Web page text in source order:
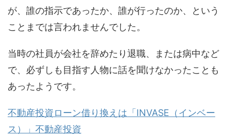
が、誰の指示であったか、誰が行ったのか、という
ことまでは言われませんでした。
当時の社員が会社を辞めたり退職、または病中など
で、必ずしも目指す人物に話を聞けなかったことも
あったようです。
不動産投資ローン借り換えは「INVASE（インベー
ス）」不動産投資